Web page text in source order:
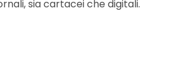
sia cartacei che digitali.